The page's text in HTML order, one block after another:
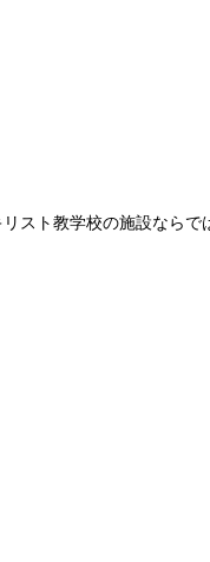
スト教学校の施設ならで